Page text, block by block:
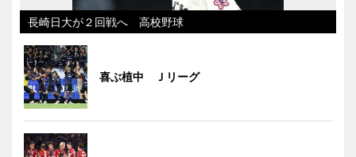
長崎日大が２回戦へ 高校野球
喜ぶ植中 Ｊリーグ